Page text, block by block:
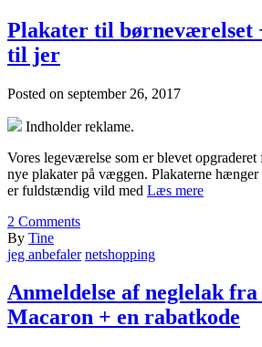
Plakater til børneværelset
til jer
Posted on september 26, 2017
Indholder reklame.
Vores legeværelse som er blevet
nye plakater på væggen. Plakaterne
er fuldstændig vild med Læs mere
2 Comments
By Tine
jeg anbefaler netshopping
Anmeldelse af neglelak
Macaron + en rabatkode